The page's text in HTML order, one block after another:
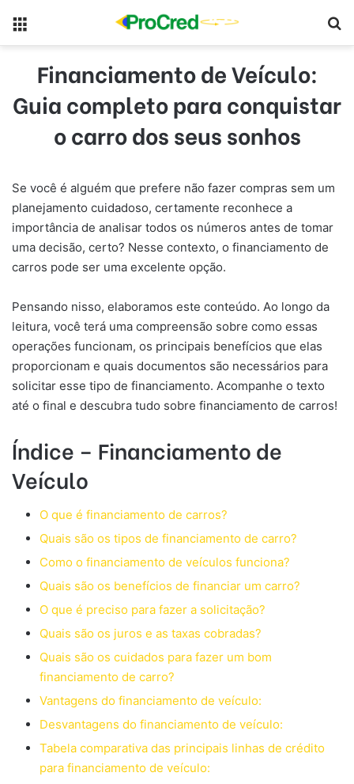
Financiamento de Veículo:
Guia completo para conquistar
o carro dos seus sonhos
Se você é alguém que prefere não fazer compras sem um
planejamento cuidadoso, certamente reconhece a
importância de analisar todos os números antes de tomar
uma decisão, certo? Nesse contexto, o financiamento de
carros pode ser uma excelente opção.
Pensando nisso, elaboramos este conteúdo. Ao longo da
leitura, você terá uma compreensão sobre como essas
operações funcionam, os principais benefícios que elas
proporcionam e quais documentos são necessários para
solicitar esse tipo de financiamento. Acompanhe o texto
até o final e descubra tudo sobre financiamento de carros!
Índice – Financiamento de
Veículo
O que é financiamento de carros?
Quais são os tipos de financiamento de carro?
Como o financiamento de veículos funciona?
Quais são os benefícios de financiar um carro?
O que é preciso para fazer a solicitação?
Quais são os juros e as taxas cobradas?
Quais são os cuidados para fazer um bom
financiamento de carro?
Vantagens do financiamento de veículo:
Desvantagens do financiamento de veículo:
Tabela comparativa das principais linhas de crédito
para financiamento de veículo: